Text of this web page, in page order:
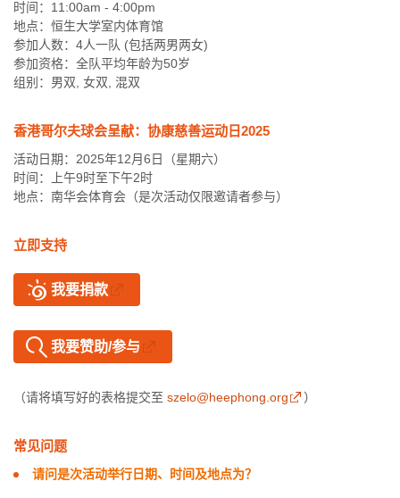
时间：11:00am - 4:00pm
地点：恒生大学室内体育馆
参加人数：4人一队 (包括两男两女)
参加资格：全队平均年龄为50岁
组别：男双, 女双, 混双
香港哥尔夫球会呈献：协康慈善运动日2025
活动日期：2025年12月6日（星期六）
时间：上午9时至下午2时
地点：南华会体育会（是次活动仅限邀请者参与）
立即支持
我要捐款
我要赞助/参与
（请将填写好的表格提交至 szelo@heephong.org ）
常见问题
请问是次活动举行日期、时间及地点为？